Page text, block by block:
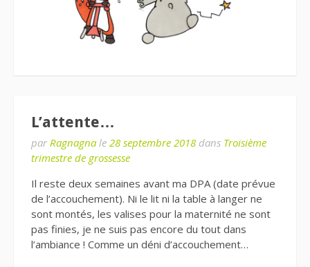
L’attente…
par Ragnagna le 28 septembre 2018 dans Troisième
trimestre de grossesse
Il reste deux semaines avant ma DPA (date prévue
de l’accouchement). Ni le lit ni la table à langer ne
sont montés, les valises pour la maternité ne sont
pas finies, je ne suis pas encore du tout dans
l’ambiance ! Comme un déni d’accouchement…